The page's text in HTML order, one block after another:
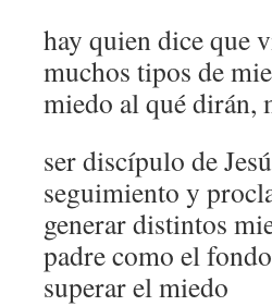
hay quien dice que
muchos tipos de
miedo al qué dirán,
ser discípulo de
seguimiento y
generar distintos
padre como el
superar el miedo